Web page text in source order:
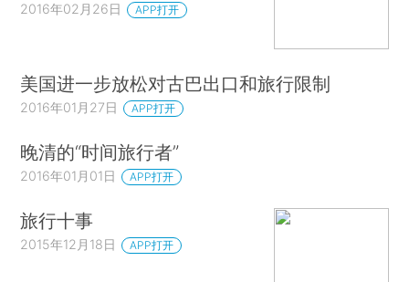
2016年02月26日 APP打开
美国进一步放松对古巴出口和旅行限制
2016年01月27日 APP打开
晚清的“时间旅行者”
2016年01月01日 APP打开
旅行十事
2015年12月18日 APP打开